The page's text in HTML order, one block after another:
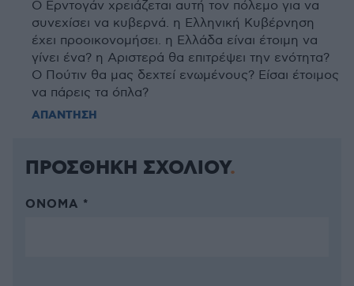
Ο Ερντογάν χρειάζεται αυτή τον πόλεμο για να
συνεχίσει να κυβερνά. η Ελληνική Κυβέρνηση
έχει προοικονομήσει. η Ελλάδα είναι έτοιμη να
γίνει ένα? η Αριστερά θα επιτρέψει την ενότητα?
Ο Πούτιν θα μας δεχτεί ενωμένους? Είσαι έτοιμος
να πάρεις τα όπλα?
ΑΠΑΝΤΗΣΗ
ΠΡΟΣΘΗΚΗ ΣΧΟΛΙΟΥ
ΌΝΟΜΑ *